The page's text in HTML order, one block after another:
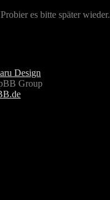
es bitte später wieder.
Design
Group